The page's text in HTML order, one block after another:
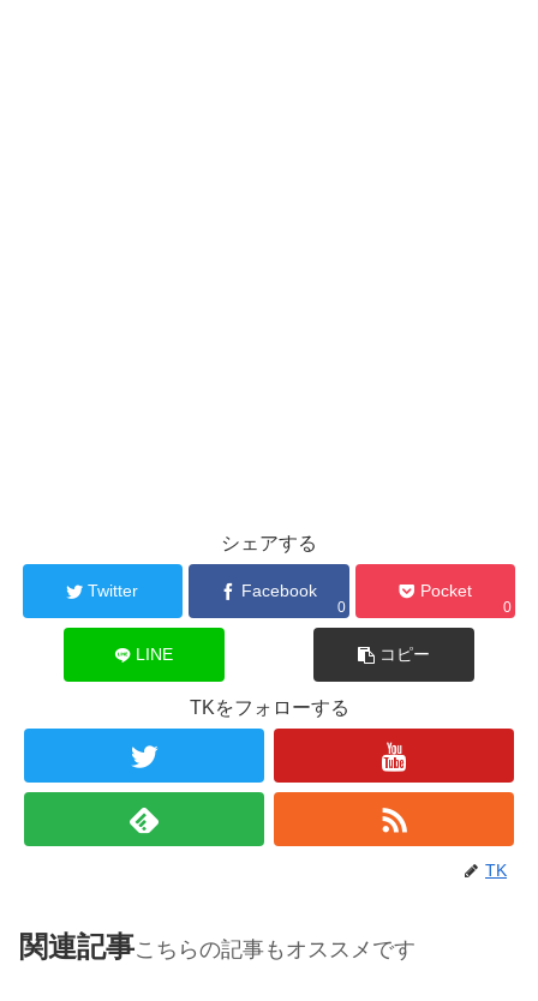
シェアする
Twitter Facebook
0
Pocket
0
LINE コピー
TKをフォローする
TK
関連記事こちらの記事もオススメです